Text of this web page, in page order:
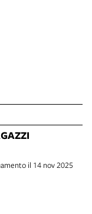
il 14 nov 2025